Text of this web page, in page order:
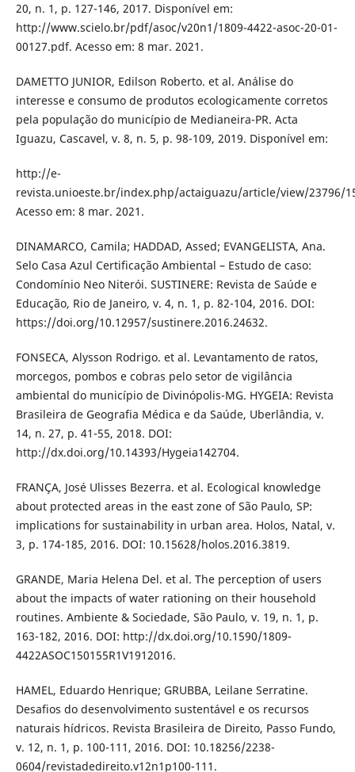
20, n. 1, p. 127-146, 2017. Disponível em:
http://www.scielo.br/pdf/asoc/v20n1/1809-4422-asoc-20-01-
00127.pdf. Acesso em: 8 mar. 2021.
DAMETTO JUNIOR, Edilson Roberto. et al. Análise do
interesse e consumo de produtos ecologicamente corretos
pela população do município de Medianeira-PR. Acta
Iguazu, Cascavel, v. 8, n. 5, p. 98-109, 2019. Disponível em:
http://e-
revista.unioeste.br/index.php/actaiguazu/article/view/23796/
Acesso em: 8 mar. 2021.
DINAMARCO, Camila; HADDAD, Assed; EVANGELISTA, Ana.
Selo Casa Azul Certificação Ambiental – Estudo de caso:
Condomínio Neo Niterói. SUSTINERE: Revista de Saúde e
Educação, Rio de Janeiro, v. 4, n. 1, p. 82-104, 2016. DOI:
https://doi.org/10.12957/sustinere.2016.24632.
FONSECA, Alysson Rodrigo. et al. Levantamento de ratos,
morcegos, pombos e cobras pelo setor de vigilância
ambiental do município de Divinópolis-MG. HYGEIA: Revista
Brasileira de Geografia Médica e da Saúde, Uberlândia, v.
14, n. 27, p. 41-55, 2018. DOI:
http://dx.doi.org/10.14393/Hygeia142704.
FRANÇA, José Ulisses Bezerra. et al. Ecological knowledge
about protected areas in the east zone of São Paulo, SP:
implications for sustainability in urban area. Holos, Natal, v.
3, p. 174-185, 2016. DOI: 10.15628/holos.2016.3819.
GRANDE, Maria Helena Del. et al. The perception of users
about the impacts of water rationing on their household
routines. Ambiente & Sociedade, São Paulo, v. 19, n. 1, p.
163-182, 2016. DOI: http://dx.doi.org/10.1590/1809-
4422ASOC150155R1V1912016.
HAMEL, Eduardo Henrique; GRUBBA, Leilane Serratine.
Desafios do desenvolvimento sustentável e os recursos
naturais hídricos. Revista Brasileira de Direito, Passo Fundo,
v. 12, n. 1, p. 100-111, 2016. DOI: 10.18256/2238-
0604/revistadedireito.v12n1p100-111.